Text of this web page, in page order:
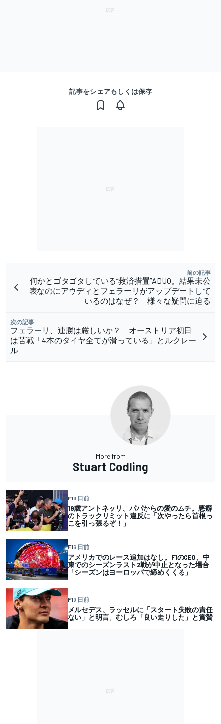
記事をシェアもしくは保存
前の記事
何かとゴタゴタしている“救済措置”ADUO。結果未公
表なのにアウディとフェラーリがアップデートして
いるのはなぜ？ 様々な疑問に迫る
次の記事
フェラーリ、連勝は厳しいか？ オーストリア初日
は苦戦「4本のタイヤ全てが滑っている」とルクレー
ル
More from
Stuart Codling
F16 日前
19歳アントネッリ、パパからの愛のムチ。悪癖
のトラックリミット違反に「次やったら首根っ
こを引っ張るぞ！」
F16 日前
アメリカでのレース追加はなし。F1のCEO、中
東でのシーズンラスト2戦が中止となった場合
「シーズンはヨーロッパで締めくくる」
F19 日前
メルセデス、ラッセルに「スタート失敗の責任
ない」と明言。むしろ「良い走りした」と賞賛